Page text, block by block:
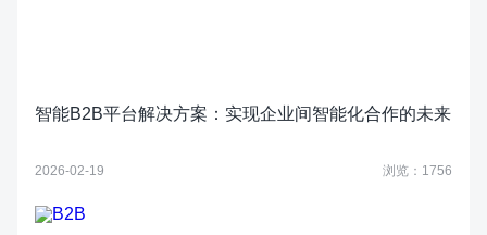
智能B2B平台解决方案：实现企业间智能化合作的未来
2026-02-19 浏览：1756